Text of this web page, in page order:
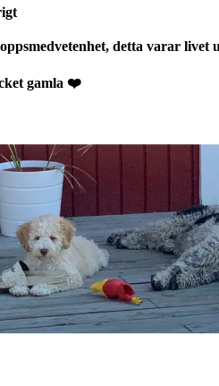
kroppsmedvetenhet, detta
gamla ❤️